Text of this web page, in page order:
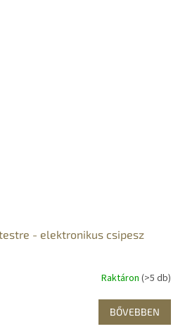
- elektronikus csipesz
Raktáron (>5 db)
BŐVEBBEN